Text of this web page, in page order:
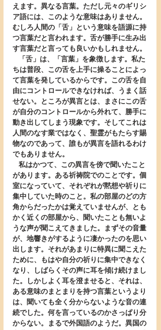
えます。異なる言葉。ただし元々のギリシ
ア語には、このような意味はありません。
むしろ人間の「舌」という意味を語源に持
つ言葉だと言われます。舌が勝手に生み出
す言葉だと言っても良いかもしれません。
ちは普段、この舌を上手に操ることによっ
て言葉を発しているからです。この舌を自
由にコントロールできなければ、うまく話
せない。ところが異言とは、まさにこの舌
が自分のコントロールから外れて、勝手に
動き出してしまう現象です。そしてこれは
人間のなす業ではなく、聖霊がもたらす賜
物なのであって、誰もが異言を語れるわけ
でもありません。
があります。ある祈祷院でのことです。個
室になっていて、それぞれが黙想や祈りに
集中していた時のこと。私の部屋のどの方
角からだったかは覚えていませんが、とも
かく近くの部屋から、聞いたことも無いよ
うな声が聞こえてきました。まずその音量
が、地響きがするように凄かったのを思い
出します。それがあまりに特異に聞こえた
ために、もはや自分の祈りに集中できなく
なり、しばらくその声に耳を傾け続けまし
た。しかしよく耳を澄ませると、それは、
ある意味のまとまりを持つ言葉というより
は、聞いても全く分からないような音の連
続でした。何を言っているのかさっぱり分
からない。まるで外国語のようだ。異国の